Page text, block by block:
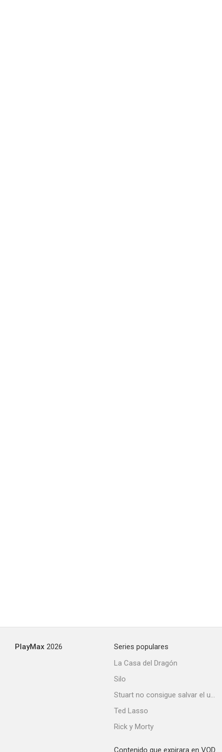
PlayMax 2026
Series populares
La Casa del Dragón
Silo
Stuart no consigue salvar el universo
Ted Lasso
Rick y Morty
Contenido que expirara en VOD